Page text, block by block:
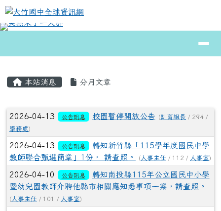
跳至主內容區
大竹國中全球資訊網
⏸
本站消息 分月文章
文章列表
2026-04-13 公告訊息 校園暫停開放公告 (訓育組長 / 294 /
學務處)
2026-04-13 公告訊息
轉知新竹縣「115學年度國民中學
教師聯合甄選簡章」1份， 請查照。
( 人事主任 / 112 / 人事室)
2026-04-10 公告訊息
轉知南投縣115年公立國民中小學
暨幼兒園教師介聘他縣市相關應知悉事項一案，請查照。
( 人事主任 / 101 / 人事室)